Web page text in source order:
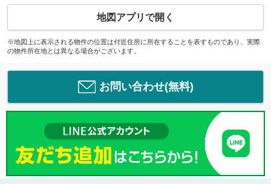
地図アプリで開く
※地図上に表示される物件の位置は付近住所に所在することを表すものであり、実際
の物件所在地とは異なる場合がございます。
お問い合わせ(無料)